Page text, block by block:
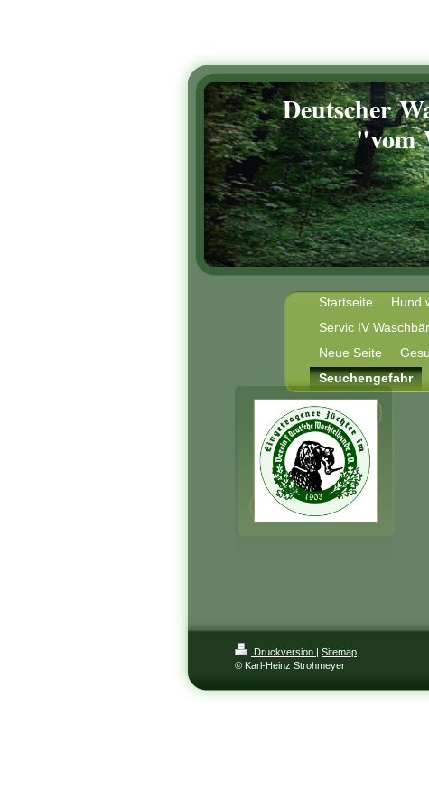
Deutscher
"vom
Startseite Hund
Servic IV
Neue Seite
Seuchengefahr
Druckversion | Sitemap
© Karl-Heinz Strohmeyer